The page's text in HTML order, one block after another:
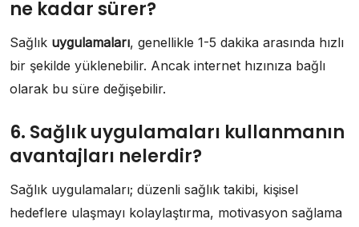
ne kadar sürer?
Sağlık uygulamaları, genellikle 1-5 dakika arasında hızlı
bir şekilde yüklenebilir. Ancak internet hızınıza bağlı
olarak bu süre değişebilir.
6. Sağlık uygulamaları kullanmanın
avantajları nelerdir?
Sağlık uygulamaları; düzenli sağlık takibi, kişisel
hedeflere ulaşmayı kolaylaştırma, motivasyon sağlama